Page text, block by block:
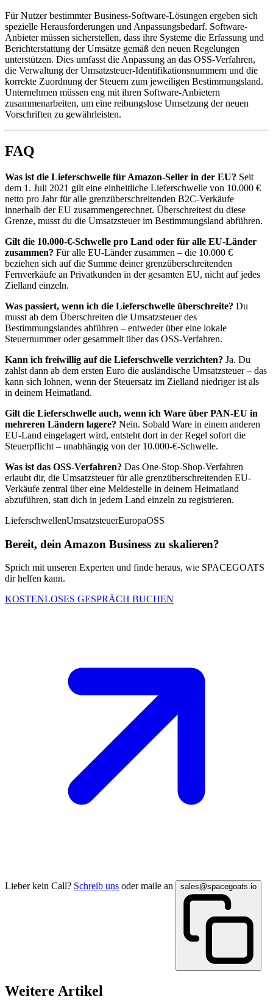
Für Nutzer bestimmter Business-Software-Lösungen ergeben sich
spezielle Herausforderungen und Anpassungsbedarf. Software-
Anbieter müssen sicherstellen, dass ihre Systeme die Erfassung und
Berichterstattung der Umsätze gemäß den neuen Regelungen
unterstützen. Dies umfasst die Anpassung an das OSS-Verfahren,
die Verwaltung der Umsatzsteuer-Identifikationsnummern und die
korrekte Zuordnung der Steuern zum jeweiligen Bestimmungsland.
Unternehmen müssen eng mit ihren Software-Anbietern
zusammenarbeiten, um eine reibungslose Umsetzung der neuen
Vorschriften zu gewährleisten.
FAQ
Was ist die Lieferschwelle für Amazon-Seller in der EU? Seit
dem 1. Juli 2021 gilt eine einheitliche Lieferschwelle von 10.000 €
netto pro Jahr für alle grenzüberschreitenden B2C-Verkäufe
innerhalb der EU zusammengerechnet. Überschreitest du diese
Grenze, musst du die Umsatzsteuer im Bestimmungsland abführen.
Gilt die 10.000-€-Schwelle pro Land oder für alle EU-Länder
zusammen? Für alle EU-Länder zusammen – die 10.000 €
beziehen sich auf die Summe deiner grenzüberschreitenden
Fernverkäufe an Privatkunden in der gesamten EU, nicht auf jedes
Zielland einzeln.
Was passiert, wenn ich die Lieferschwelle überschreite? Du
musst ab dem Überschreiten die Umsatzsteuer des
Bestimmungslandes abführen – entweder über eine lokale
Steuernummer oder gesammelt über das OSS-Verfahren.
Kann ich freiwillig auf die Lieferschwelle verzichten? Ja. Du
zahlst dann ab dem ersten Euro die ausländische Umsatzsteuer – das
kann sich lohnen, wenn der Steuersatz im Zielland niedriger ist als
in deinem Heimatland.
Gilt die Lieferschwelle auch, wenn ich Ware über PAN-EU in
mehreren Ländern lagere? Nein. Sobald Ware in einem anderen
EU-Land eingelagert wird, entsteht dort in der Regel sofort die
Steuerpflicht – unabhängig von der 10.000-€-Schwelle.
Was ist das OSS-Verfahren? Das One-Stop-Shop-Verfahren
erlaubt dir, die Umsatzsteuer für alle grenzüberschreitenden EU-
Verkäufe zentral über eine Meldestelle in deinem Heimatland
abzuführen, statt dich in jedem Land einzeln zu registrieren.
LieferschwellenUmsatzsteuerEuropaOSS
Bereit, dein Amazon Business zu skalieren?
Sprich mit unseren Experten und finde heraus, wie SPACEGOATS
dir helfen kann.
KOSTENLOSES GESPRÄCH BUCHEN
Lieber kein Call? Schreib uns oder maile an sales@spacegoats.io
Weitere Artikel